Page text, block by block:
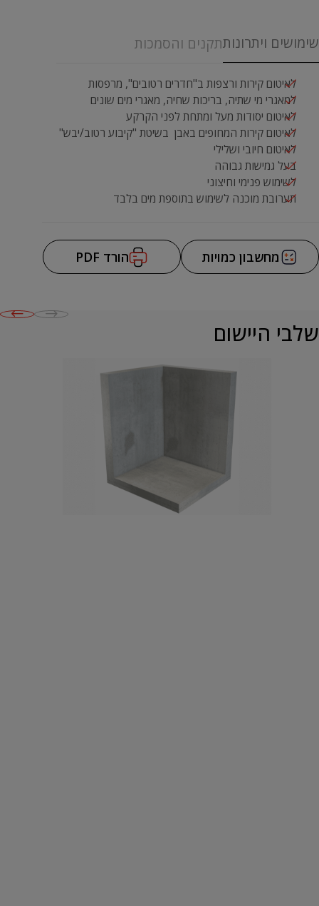
שימושים ויתרונותתקנים והסמכות
לאיטום קירות ורצפות ב"חדרים רטובים", מרפסות
למאגרי מי שתיה, בריכות שחיה, מאגרי מים שונים
לאיטום יסודות מעל ומתחת לפני הקרקע
לאיטום קירות המחופים באבן בשיטת "קיבוע רטוב/יבש"
לאיטום חיובי ושלילי
בעל גמישות גבוהה
לשימוש פנימי וחיצוני
תערובת מוכנה לשימוש בתוספת מים בלבד
מחשבון כמויות הורד PDF
שלבי היישום